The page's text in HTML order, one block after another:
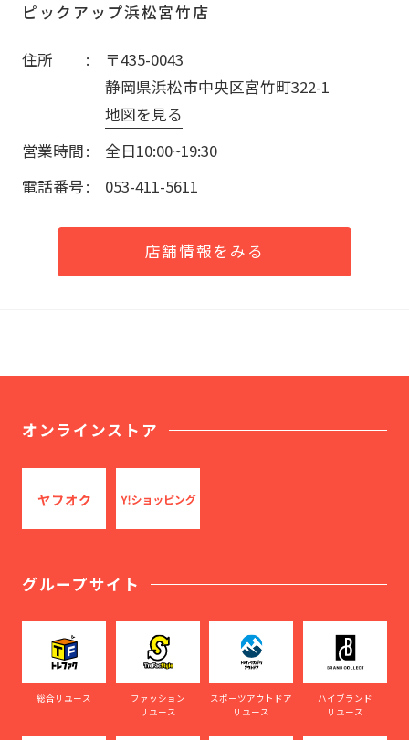
ピックアップ浜松宮竹店
住所
〒435-0043
静岡県浜松市中央区宮竹町322-1
地図を見る
営業時間
全日10:00~19:30
電話番号
053-411-5611
店舗情報をみる
オンラインストア
グループサイト
総合リユース
ファッション
リユース
スポーツアウトドア
リユース
ハイブランド
リユース